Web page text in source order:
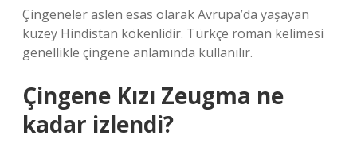
Çingeneler aslen esas olarak Avrupa’da yaşayan
kuzey Hindistan kökenlidir. Türkçe roman kelimesi
genellikle çingene anlamında kullanılır.
Çingene Kızı Zeugma ne
kadar izlendi?